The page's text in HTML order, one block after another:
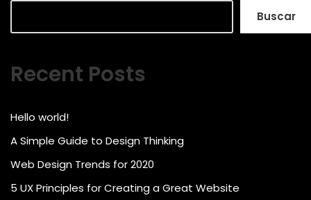
Buscar
Recent Posts
Hello world!
A Simple Guide to Design Thinking
Web Design Trends for 2020
5 UX Principles for Creating a Great Website